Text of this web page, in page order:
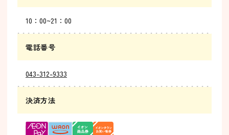
10：00~21：00
電話番号
043-312-9333
決済方法